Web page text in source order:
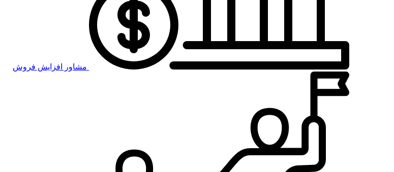
مشاور افزایش فروش